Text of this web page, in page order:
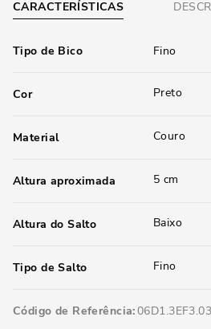
CARACTERÍSTICAS
Tipo de Bico Fino
Cor Preto
Material Couro
Altura aproximada 5 cm
Altura do Salto Baixo
Tipo de Salto Fino
Código de Referência